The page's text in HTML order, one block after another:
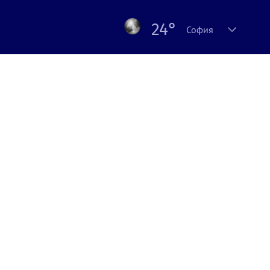
24° София